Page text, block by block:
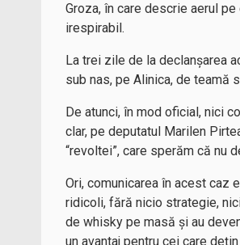
Groza, în care descrie aerul
irespirabil.
La trei zile de la declanșarea
sub nas, pe Alinica, de teamă
De atunci, în mod oficial, nici
clar, pe deputatul Marilen
“revoltei”, care sperăm că nu
Ori, comunicarea în acest caz
ridicoli, fără nicio strategie,
de whisky pe masă și au
un avantaj pentru cei care